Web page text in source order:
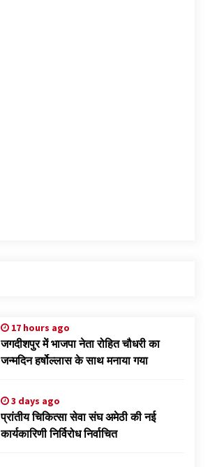
17 hours ago
जगदीशपुर में भाजपा नेता रोहित चौधरी का
जन्मदिन हर्षोल्लास के साथ मनाया गया
3 days ago
प्रांतीय चिकित्सा सेवा संघ अमेठी की नई
कार्यकारिणी निर्विरोध निर्वाचित